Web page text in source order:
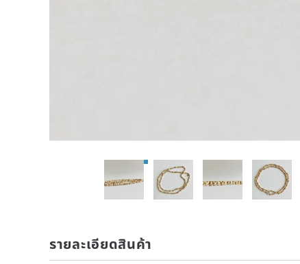
รายละเอียดสินค้า